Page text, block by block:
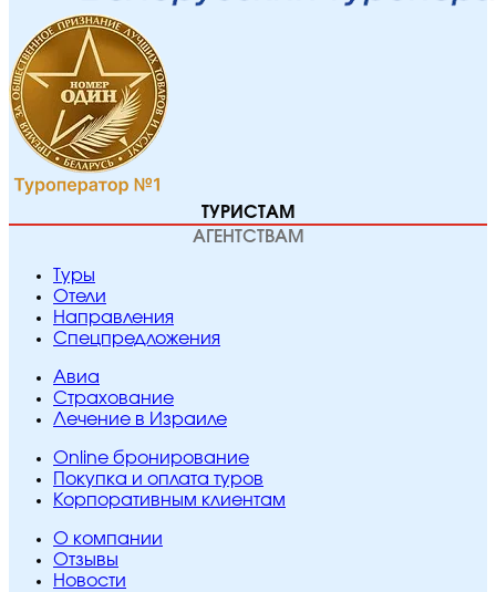
ТУРИСТАМ
АГЕНТСТВАМ
Туры
Отели
Направления
Спецпредложения
Авиа
Страхование
Лечение в Израиле
Online бронирование
Покупка и оплата туров
Корпоративным клиентам
O компании
Отзывы
Новости